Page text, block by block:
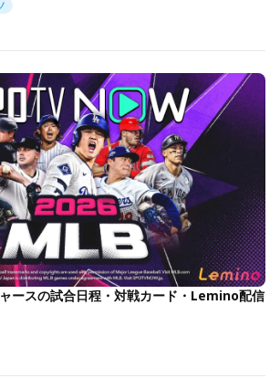
ャースの試合日程・対戦カード・Lemino配信